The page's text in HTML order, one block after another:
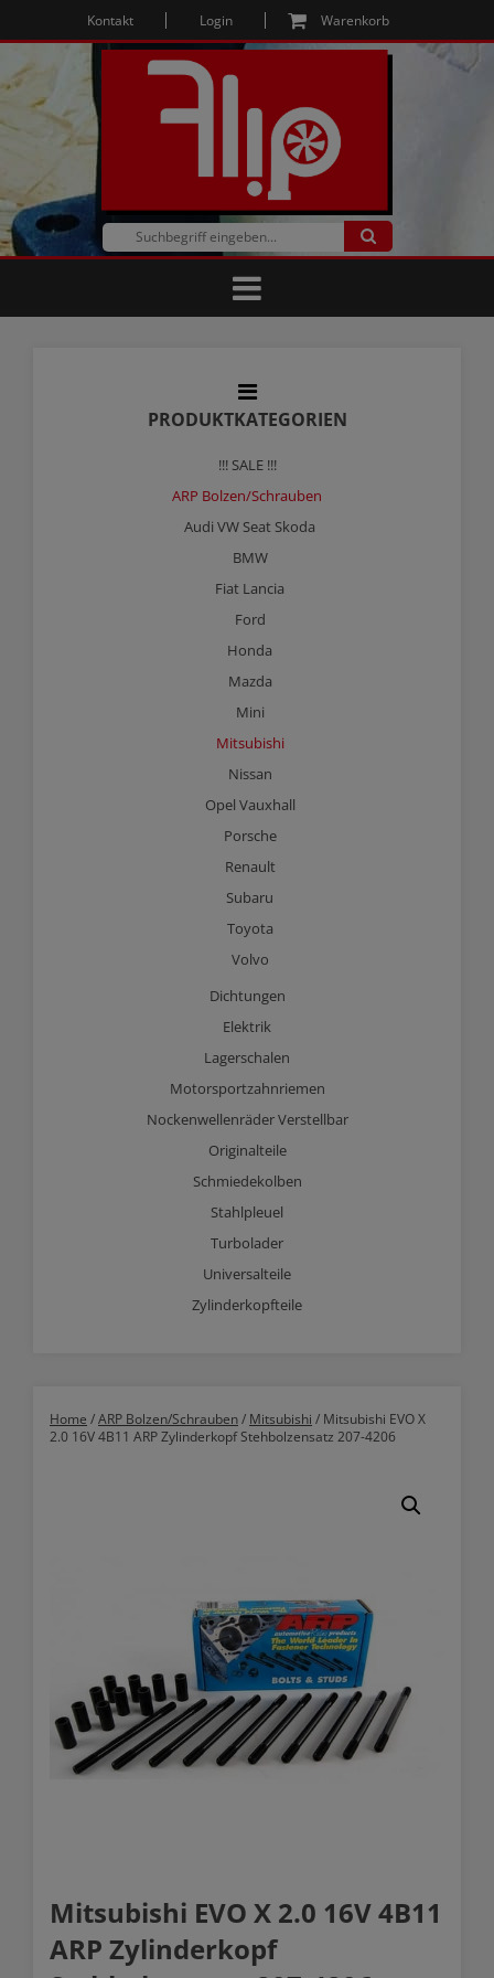
Kontakt Login Warenkorb
PRODUKTKATEGORIEN
!!! SALE !!!
ARP Bolzen/Schrauben
Audi VW Seat Skoda
BMW
Fiat Lancia
Ford
Honda
Mazda
Mini
Mitsubishi
Nissan
Opel Vauxhall
Porsche
Renault
Subaru
Toyota
Volvo
Dichtungen
Elektrik
Lagerschalen
Motorsportzahnriemen
Nockenwellenräder Verstellbar
Originalteile
Schmiedekolben
Stahlpleuel
Turbolader
Universalteile
Zylinderkopfteile
Home /ARP Bolzen/Schrauben/ Mitsubishi / Mitsubishi EVO X
2.0 16V 4B11 ARP Zylinderkopf Stehbolzensatz 207-4206
Mitsubishi EVO X 2.0 16V 4B11
ARP Zylinderkopf